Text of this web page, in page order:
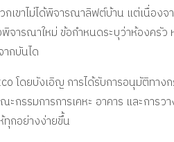
ขาไม่ได้พิจารณาลิฟต์บ้าน แต่เนื่องจ
จารณาใหม่ ข้อกำหนดระบุว่าห้องครัว
กบันได
โดยบังเอิญ การได้รับการอนุมัติทาง
กรรมการการเคหะ อาคาร และการว
ทุกอย่างง่ายขึ้น